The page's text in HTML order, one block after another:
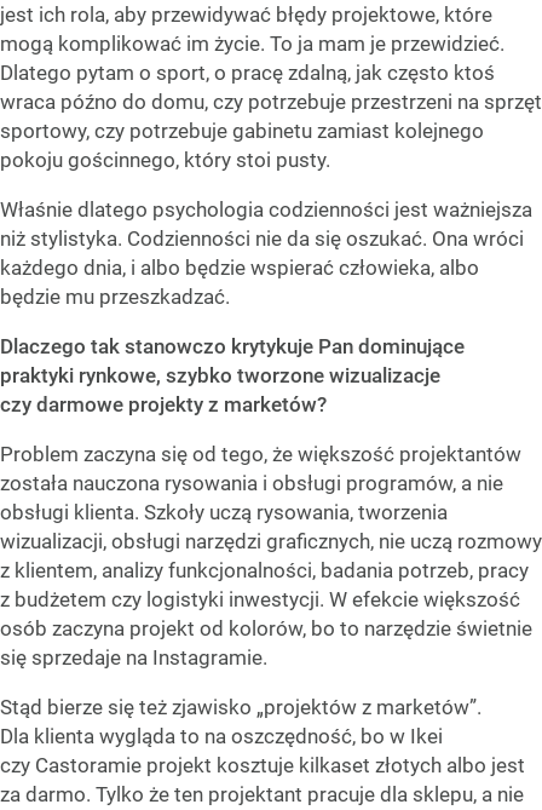
jest ich rola, aby przewidywać błędy projektowe, które
mogą komplikować im życie. To ja mam je przewidzieć.
Dlatego pytam o sport, o pracę zdalną, jak często ktoś
wraca późno do domu, czy potrzebuje przestrzeni na sprzęt
sportowy, czy potrzebuje gabinetu zamiast kolejnego
pokoju gościnnego, który stoi pusty.
Właśnie dlatego psychologia codzienności jest ważniejsza
niż stylistyka. Codzienności nie da się oszukać. Ona wróci
każdego dnia, i albo będzie wspierać człowieka, albo
będzie mu przeszkadzać.
Dlaczego tak stanowczo krytykuje Pan dominujące
praktyki rynkowe, szybko tworzone wizualizacje
czy darmowe projekty z marketów?
Problem zaczyna się od tego, że większość projektantów
została nauczona rysowania i obsługi programów, a nie
obsługi klienta. Szkoły uczą rysowania, tworzenia
wizualizacji, obsługi narzędzi graficznych, nie uczą rozmowy
z klientem, analizy funkcjonalności, badania potrzeb, pracy
z budżetem czy logistyki inwestycji. W efekcie większość
osób zaczyna projekt od kolorów, bo to narzędzie świetnie
się sprzedaje na Instagramie.
Stąd bierze się też zjawisko „projektów z marketów”.
Dla klienta wygląda to na oszczędność, bo w Ikei
czy Castoramie projekt kosztuje kilkaset złotych albo jest
za darmo. Tylko że ten projektant pracuje dla sklepu, a nie